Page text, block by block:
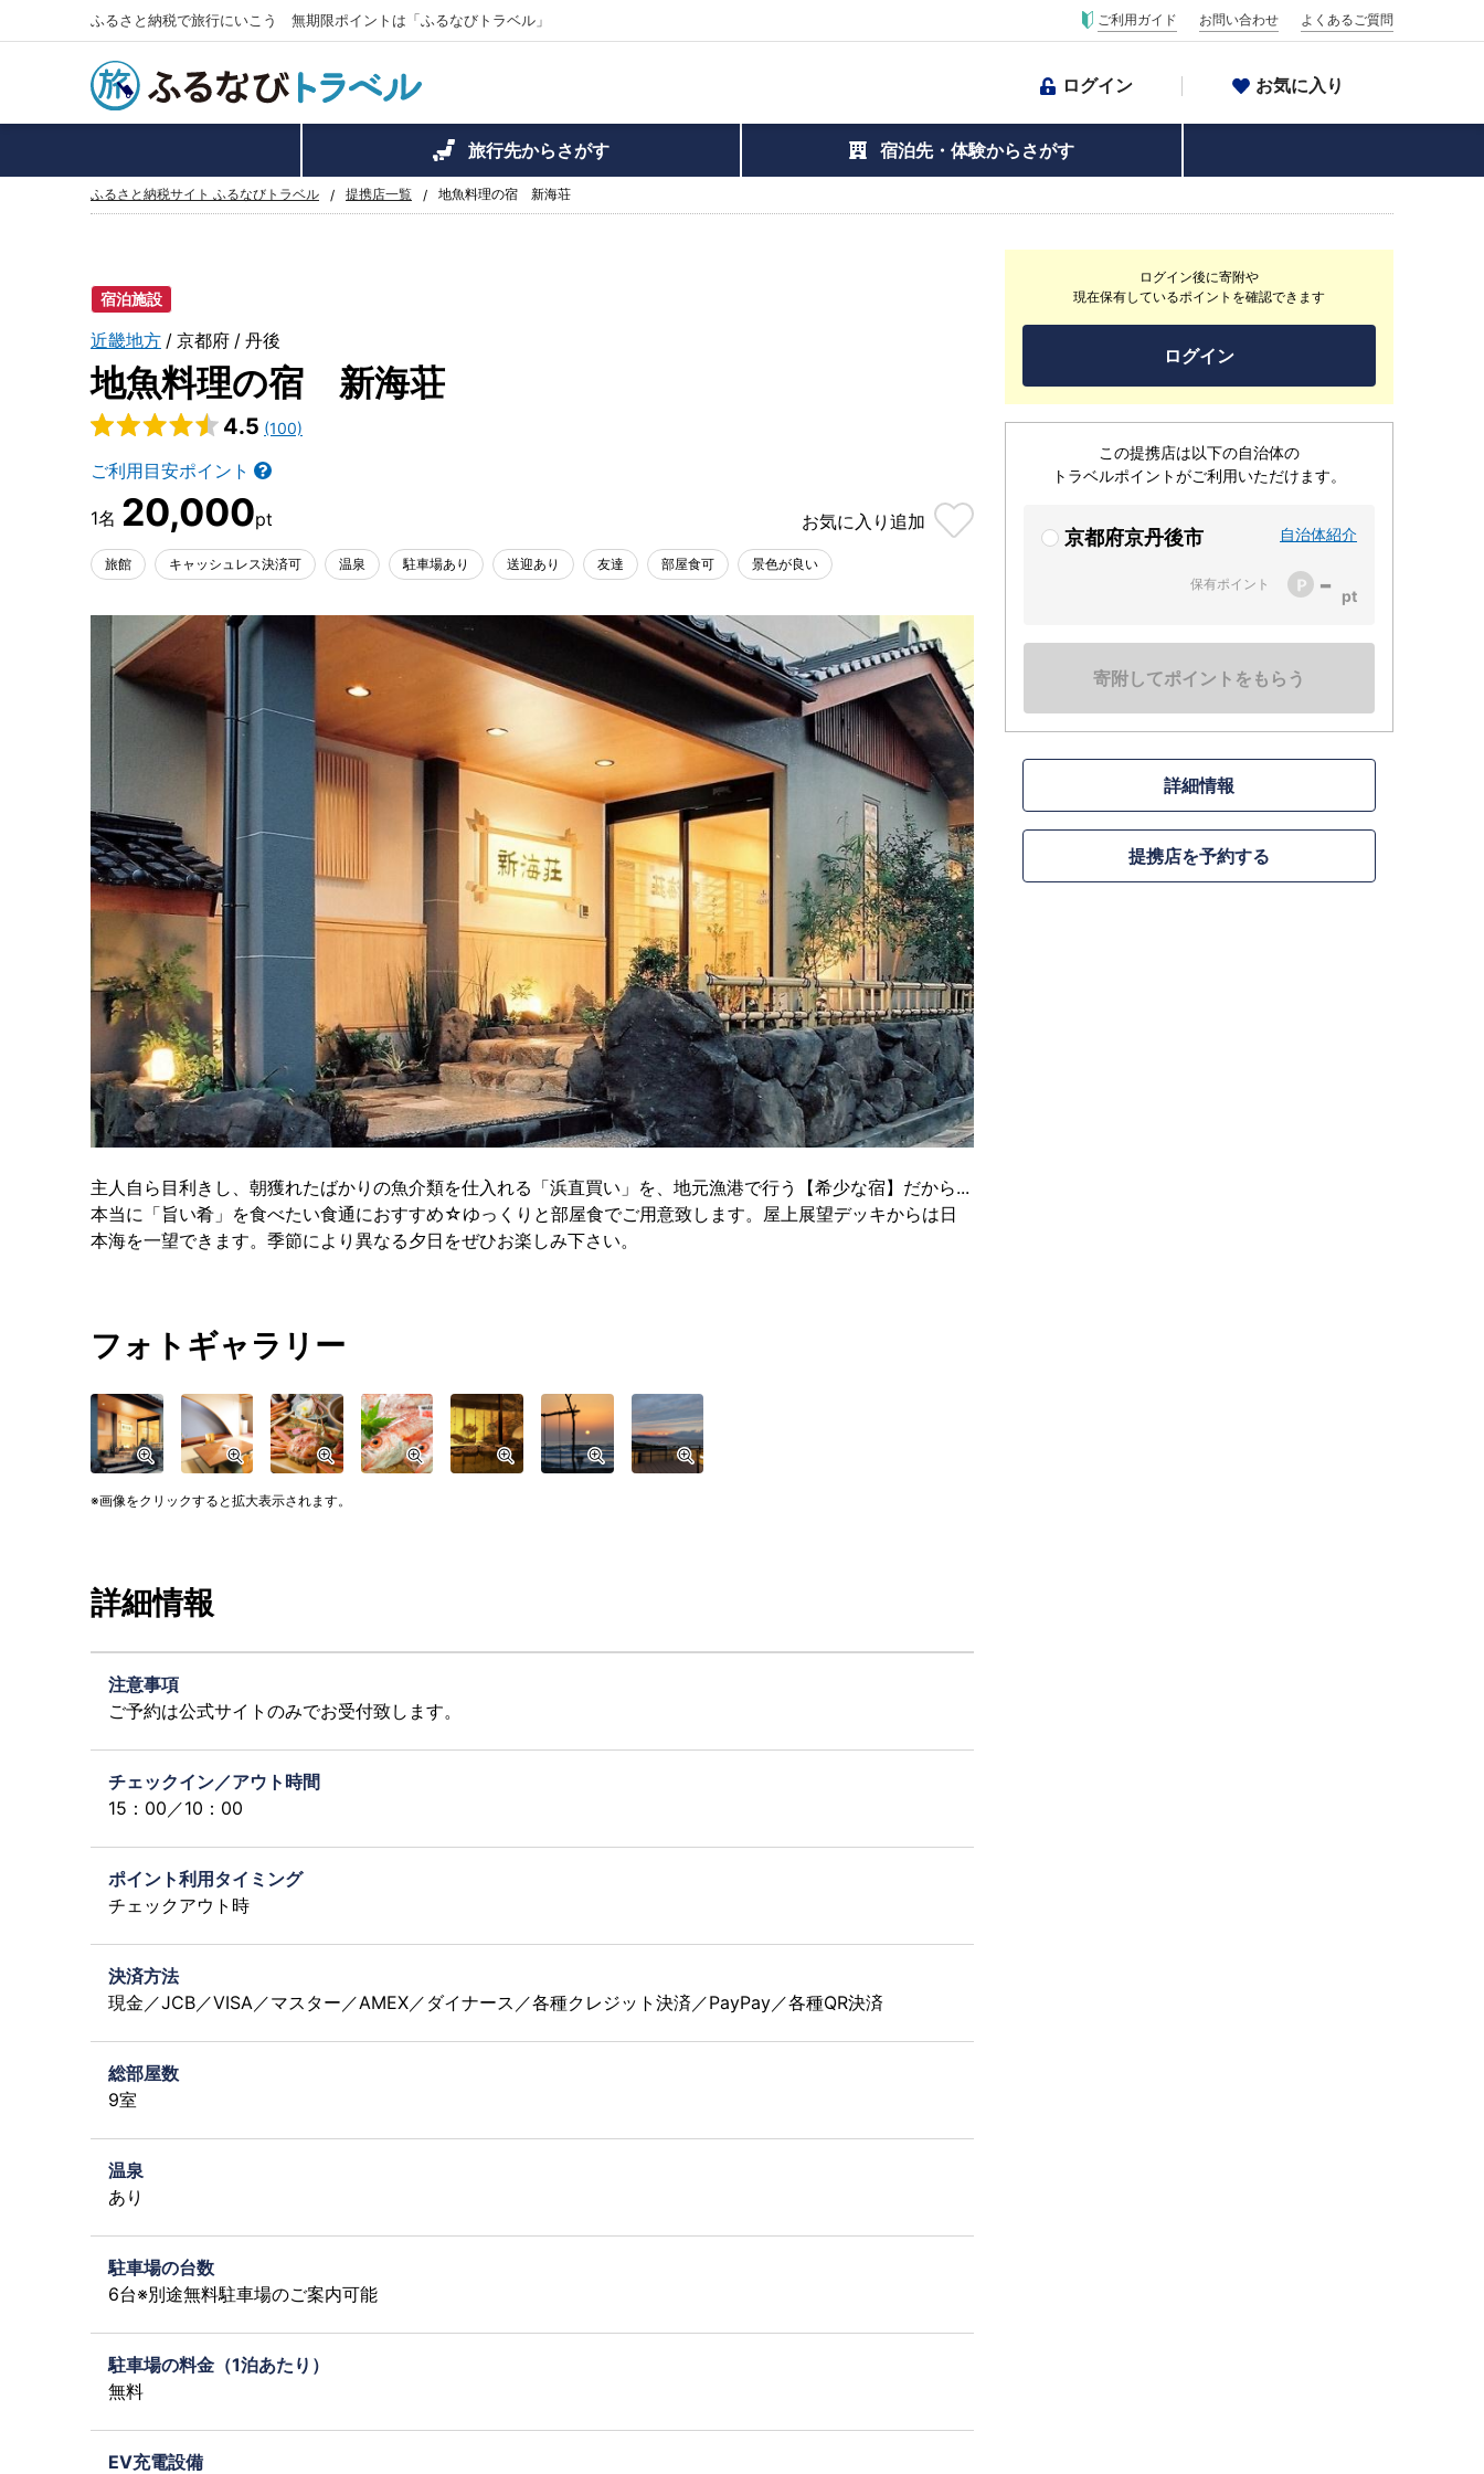
ふるさと納税で旅行にいこう 無期限ポイントは「ふるなびトラベル」 ご利用ガイド お問い合わせ よくあるご質問
ログイン お気に入り
旅行先からさがす 宿泊先・体験からさがす
ふるさと納税サイト ふるなびトラベル 提携店一覧 地魚料理の宿 新海荘
宿泊施設
近畿地方 京都府 丹後
地魚料理の宿 新海荘
4.5 (100)
ご利用目安ポイント
20,000 お気に入り 追加
旅館 キャッシュレス決済可 温泉 駐車場あり 送迎あり 友達 部屋食可 景色が良い
ログイン後に寄附や
現在保有しているポイントを確認できます
ログイン
この提携店は以下の自治体の
トラベルポイントがご利用いただけます。
京都府京丹後市 自治体紹介
保有ポイント -
寄附してポイントをもらう
詳細情報
提携店を予約する
主人自ら目利きし、朝獲れたばかりの魚介類を仕入れる「浜直買い」を、地元漁港で行う【希少な宿】だから...
本当に「旨い肴」を食べたい食通におすすめ☆ゆっくりと部屋食でご用意致します。屋上展望デッキからは日
本海を一望できます。季節により異なる夕日をぜひお楽しみ下さい。
フォトギャラリー
画像をクリックすると拡大表示されます。
詳細情報
注意事項
ご予約は公式サイトのみでお受付致します。
チェックイン／アウト時間
15：00／10：00
ポイント利用タイミング
チェックアウト時
決済方法
現金／JCB／VISA／マスター／AMEX／ダイナース／各種クレジット決済／PayPay／各種QR決済
総部屋数
9室
温泉
あり
駐車場の台数
6台※別途無料駐車場のご案内可能
駐車場の料金（1泊あたり）
無料
EV充電設備